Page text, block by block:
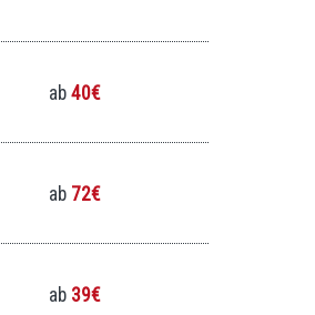
ab40€
ab72€
ab39€